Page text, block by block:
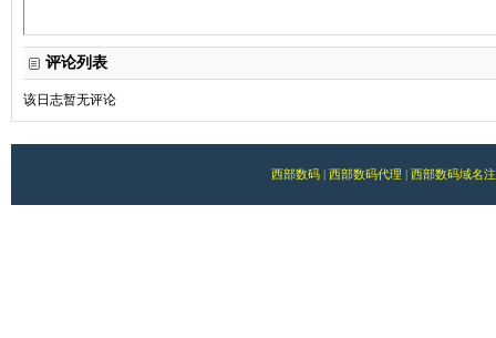
评论列表
该日志暂无评论
西部数码| 西部数码代理 | 西部数码域名